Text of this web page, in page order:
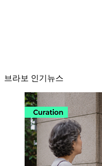
브라보 인기뉴스